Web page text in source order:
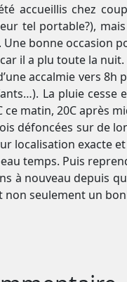
accueillis chez
tel portable?),
Une bonne
il a plu toute la nuit.
accalmie vers
La pluie cesse
ce matin, 20C après
défoncées sur de
localisation exacte
temps. Puis
à nouveau depuis
non seulement un